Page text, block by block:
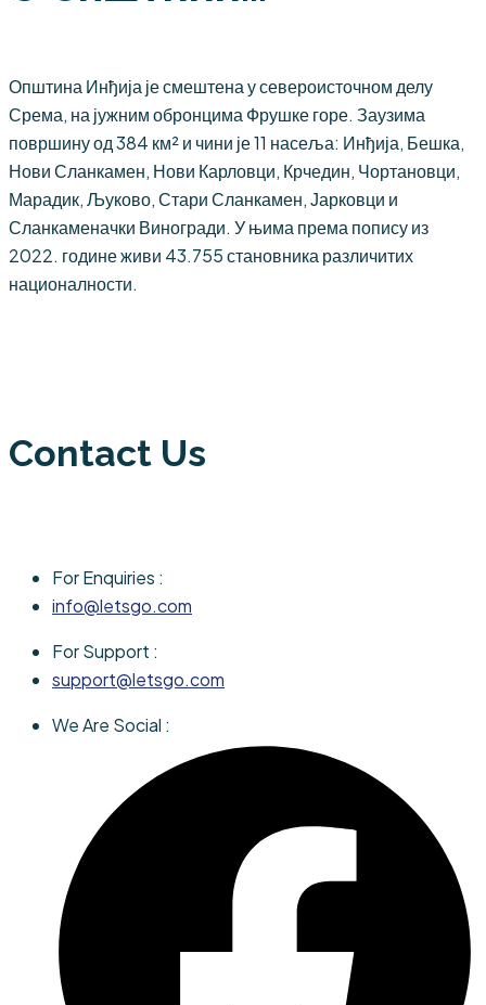
Општина Инђија је смештена у североисточном делу
Срема, на јужним обронцима Фрушке горе. Заузима
површину од 384 км² и чини је 11 насеља: Инђија, Бешка,
Нови Сланкамен, Нови Карловци, Крчедин, Чортановци,
Марадик, Љуково, Стари Сланкамен, Јарковци и
Сланкаменачки Виногради. У њима према попису из
2022. године живи 43.755 становника различитих
националности.
Contact Us
For Enquiries :
info@letsgo.com
For Support :
support@letsgo.com
We Are Social :